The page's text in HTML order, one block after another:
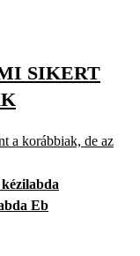
SIKERT
a korábbiak, de az
Eb